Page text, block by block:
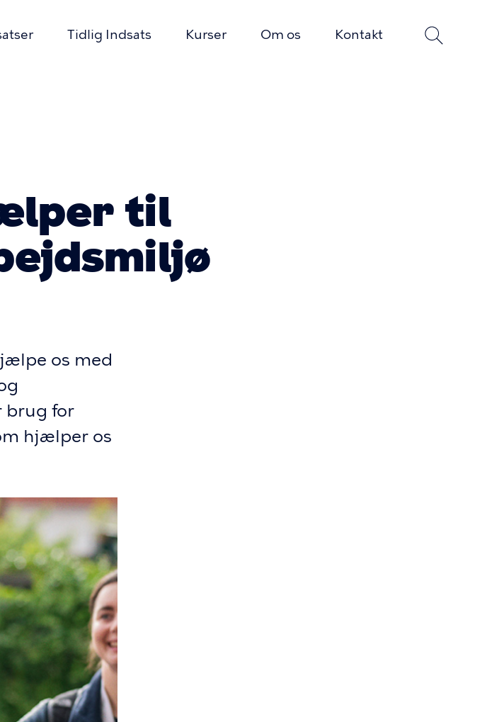
Tidlig Indsats Kurser Om os Kontakt
til
os med
brug for
hjælper os